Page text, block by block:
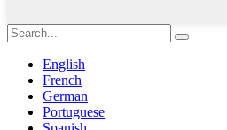
English
French
German
Portuguese